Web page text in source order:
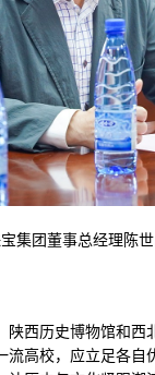
集团董事总经理陈
陕西历史博物馆和
流高校，应立足各